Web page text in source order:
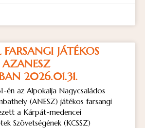
JÁTÉKOS
2026.01.31.
én az Alpokalja Nagycsaládos
(ANESZ) játékos farsangi
a Kárpát-medencei
Szövetségének (KCSSZ)